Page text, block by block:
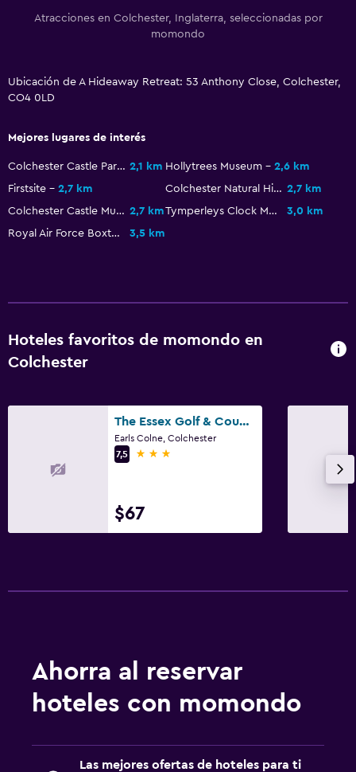
Atracciones en Colchester, Inglaterra, seleccionadas por
momondo
Ubicación de A Hideaway Retreat: 53 Anthony Close, Colchester,
CO4 0LD
Mejores lugares de interés
Colchester Castle Park 2,1 km Hollytrees Museum
2,6 km
Firstsite
2,7 km Colchester Natural History Museum 2,7 km
Colchester Castle Museum 2,7 km Tymperleys Clock Museum
3,0 km
Royal Air Force Boxted
3,5 km
Hoteles favoritos de momondo en
Colchester
The Essex Golf & Country Club Hotel
Earls Colne, Colchester
7,5
3 estrellas
$67
Ahorra al reservar
hoteles con momondo
Las mejores ofertas de hoteles para ti